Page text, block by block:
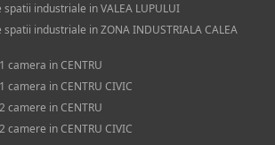
industriale in VALEA LUPULUI
industriale in ZONA INDUSTRIALA CALEA
in CENTRU
in CENTRU CIVIC
in CENTRU
in CENTRU CIVIC